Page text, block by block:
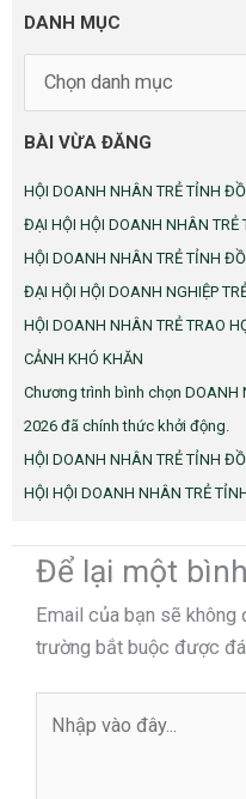
DANH MỤC
DANH
BÀI VỪA ĐĂNG
HỘI DOANH NHÂN TRẺ TỈNH
ĐẠI HỘI HỘI DOANH NHÂN TRẺ
HỘI DOANH NHÂN TRẺ TỈNH
ĐẠI HỘI HỘI DOANH NGHIỆP
HỘI DOANH NHÂN TRẺ TRAO
CẢNH KHÓ KHĂN
Chương trình bình chọn DOANH
2026 đã chính thức khởi động.
HỘI DOANH NHÂN TRẺ TỈNH
HỘI HỘI DOANH NHÂN TRẺ
Để lại một
Email của bạn sẽ không
trường bắt buộc được